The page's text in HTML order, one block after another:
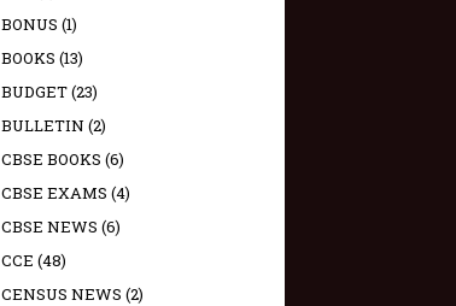
BONUS (1)
BOOKS (13)
BUDGET(23)
BULLETIN (2)
CBSE BOOKS (6)
CBSE EXAMS (4)
CBSE NEWS (6)
CCE (48)
CENSUS NEWS (2)